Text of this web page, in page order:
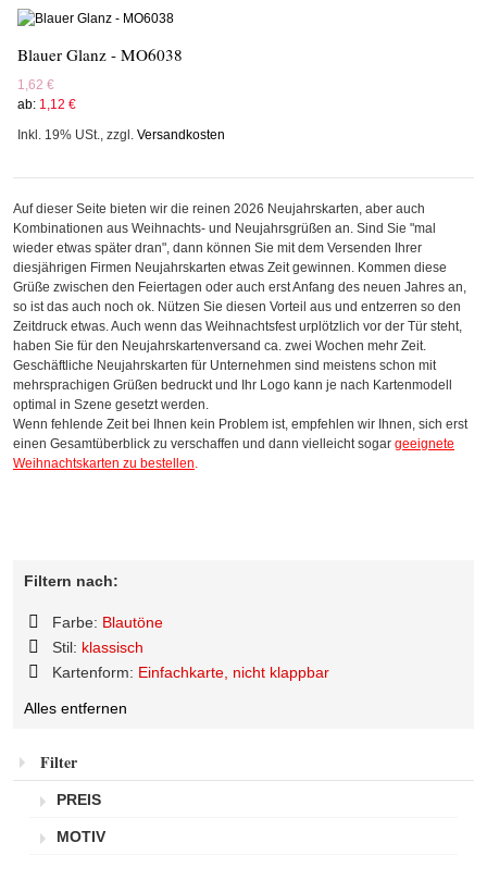
Blauer Glanz - MO6038
1,62 €
ab: 1,12 €
Inkl. 19% USt.,zzgl.Versandkosten
Auf dieser Seite bieten wir die reinen 2026 Neujahrskarten, aber auch
Kombinationen aus Weihnachts- und Neujahrsgrüßen an. Sind Sie "mal
wieder etwas später dran", dann können Sie mit dem Versenden Ihrer
diesjährigen Firmen Neujahrskarten etwas Zeit gewinnen. Kommen diese
Grüße zwischen den Feiertagen oder auch erst Anfang des neuen Jahres an,
so ist das auch noch ok. Nützen Sie diesen Vorteil aus und entzerren so den
Zeitdruck etwas. Auch wenn das Weihnachtsfest urplötzlich vor der Tür steht,
haben Sie für den Neujahrskartenversand ca. zwei Wochen mehr Zeit.
Geschäftliche Neujahrskarten für Unternehmen sind meistens schon mit
mehrsprachigen Grüßen bedruckt und Ihr Logo kann je nach Kartenmodell
optimal in Szene gesetzt werden.
Wenn fehlende Zeit bei Ihnen kein Problem ist, empfehlen wir Ihnen, sich erst
einen Gesamtüberblick zu verschaffen und dann vielleicht sogar geeignete
Weihnachtskarten zu bestellen.
Filtern nach:
Farbe: Blautöne
Diesen
Artikel
entfernen
Stil: klassisch
Diesen
entfernen
Kartenform: Einfachkarte, nicht klappbar
Artikel
Alles entfernen
Filter
PREIS
MOTIV